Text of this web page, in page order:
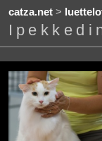
catza.net>